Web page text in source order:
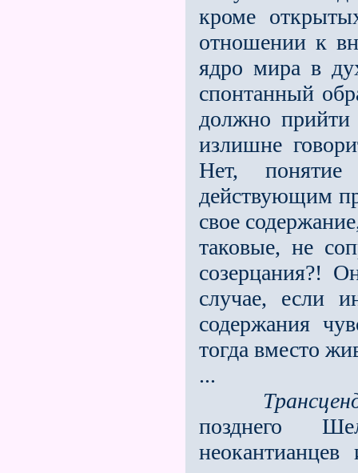
кроме
отношении к
ядро мира в
спонтанный
должно
излишне
Нет, понятие
действующим
свое
таковые, не
созерцания?!
случае, если
содержания
тогда вместо
...
позднего